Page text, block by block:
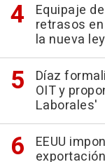
Equipaje
retrasos
la nueva
Díaz
OIT y
Laborales'
EEUU